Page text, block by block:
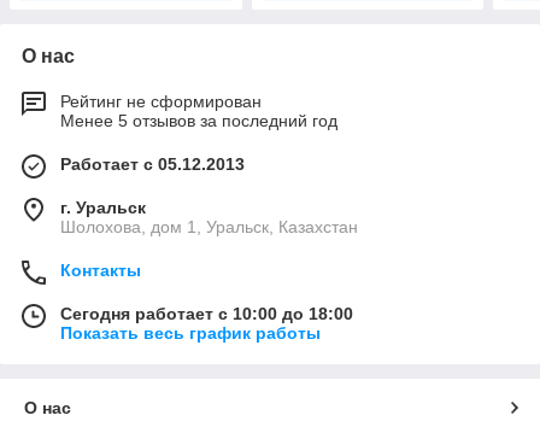
О нас
Рейтинг не сформирован
Менее 5 отзывов за последний год
Работает с 05.12.2013
г. Уральск
Шолохова, дом 1, Уральск, Казахстан
Контакты
Сегодня работает с 10:00 до 18:00
Показать весь график работы
О нас